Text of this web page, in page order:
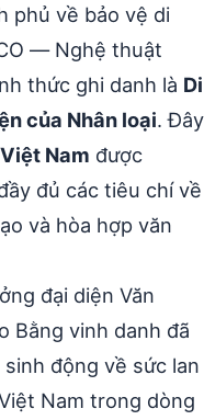
phủ về bảo vệ di
— Nghệ thuật
thức ghi danh là Di
của Nhân loại. Đây
Nam được
đủ các tiêu chí về
và hòa hợp văn
đại diện Văn
Bằng vinh danh đã
động về sức lan
Nam trong dòng